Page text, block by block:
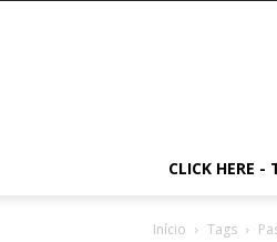
CLICK HERE -
Início Tags